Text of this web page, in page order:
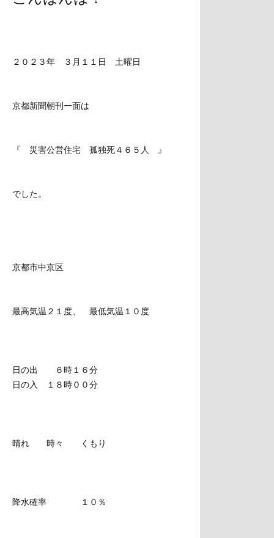
２０２３年 ３月１１日 土曜日
京都新聞朝刊一面は
『 災害公営住宅 孤独死４６５人 』
でした。
京都市中京区
最高気温２１度、 最低気温１０度
日の出 ６時１６分
日の入 １８時００分
晴れ 時々 くもり
降水確率 １０％